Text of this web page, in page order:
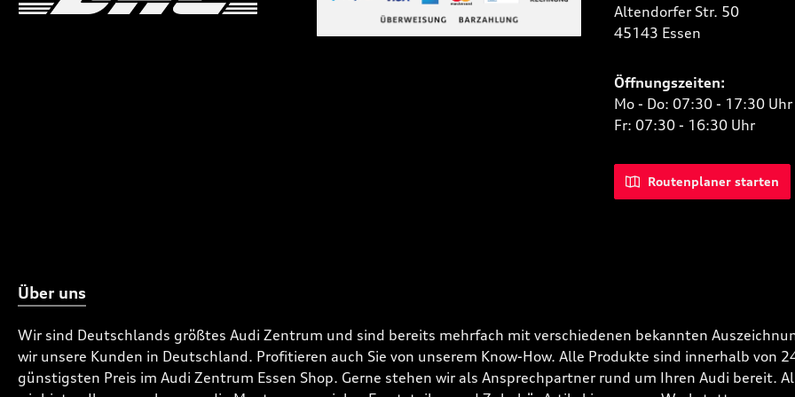
Benutzerdefiniertes Bild 2
Altendorfer Str. 50
45143 Essen
Öffnungszeiten:
Mo - Do: 07:30 - 17:30 Uhr
Fr: 07:30 - 16:30 Uhr
Routenplaner starten
Über uns
Wir sind Deutschlands größtes Audi Zentrum und sind bereits mehrfach mit verschiedenen bekannten
wir unsere Kunden in Deutschland. Profitieren auch Sie von unserem Know-How. Alle Produkte sind innerhalb von
günstigsten Preis im Audi Zentrum Essen Shop. Gerne stehen wir als Ansprechpartner rund um Ihren Audi bereit.